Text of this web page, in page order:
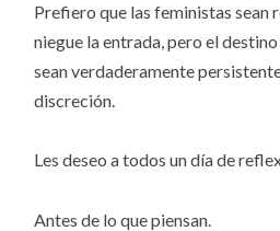
Prefiero que las feministas sean
niegue la entrada, pero el
sean verdaderamente
discreción.
Les deseo a todos un día de
Antes de lo que piensan.